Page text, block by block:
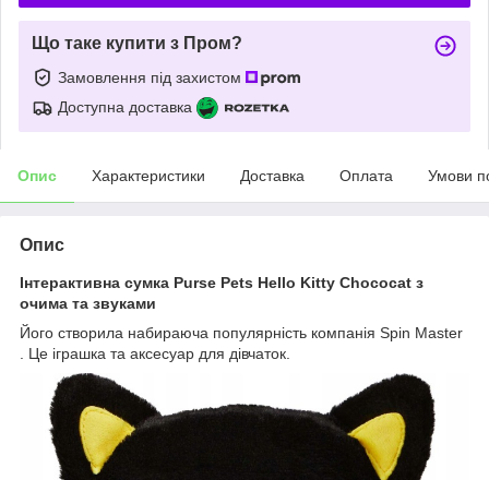
Що таке купити з Пром?
Замовлення під захистом
Доступна доставка
Опис Характеристики Доставка Оплата Умови
Опис
Інтерактивна сумка Purse Pets Hello Kitty Chococat з
очима та звуками
Його створила набираюча популярність компанія Spin Master
. Це іграшка та аксесуар для дівчаток.